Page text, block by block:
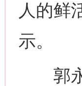
人的鲜
示。
郭永